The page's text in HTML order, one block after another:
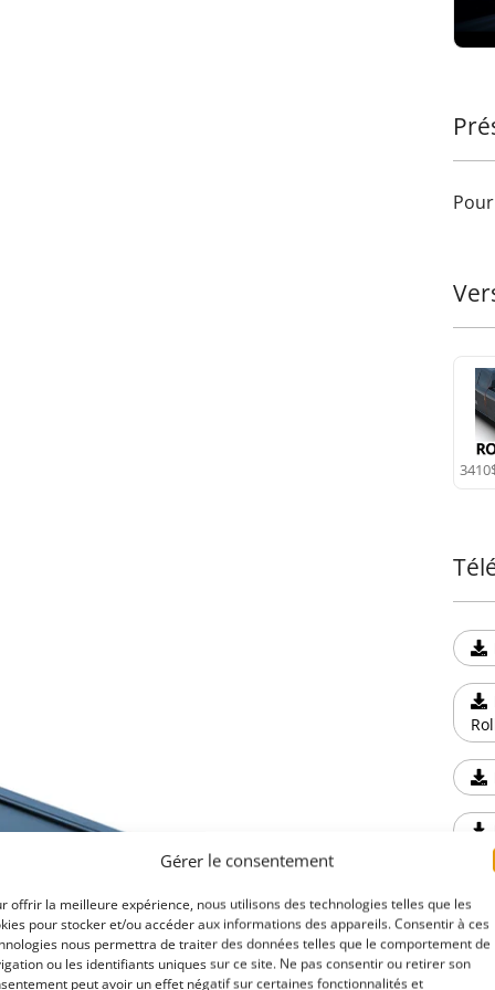
Gérer le consentement
offrir la meilleure expérience, nous utilisons des technologies telles que les
pour stocker et/ou accéder aux informations des appareils. Consentir à ces
nous permettra de traiter des données telles que le comportement de
ou les identifiants uniques sur ce site. Ne pas consentir ou retirer son
peut avoir un effet négatif sur certaines fonctionnalités et
Ce
des